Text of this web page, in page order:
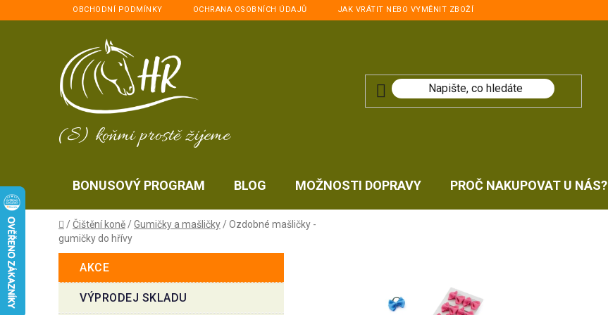
na
OBCHODNÍ PODMÍNKY OCHRANA OSOBNÍCH ÚDAJŮ JAK VRÁTIT NEBO VYMĚNIT ZBOŽÍ
(S) koňmi prostě žijeme
BONUSOVÝ PROGRAM BLOG MOŽNOSTI DOPRAVY PROČ NAKUPOVAT U NÁS?
Domů
/ Čištění koně /Gumičky a mašličky /Ozdobné mašličky -
gumičky do hřívy
okategorie
AKCE
VÝPRODEJ SKLADU